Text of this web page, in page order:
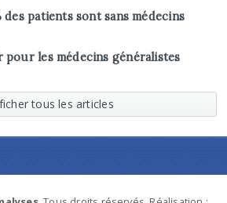
des patients sont sans médecins
pour les médecins généralistes
tous les articles